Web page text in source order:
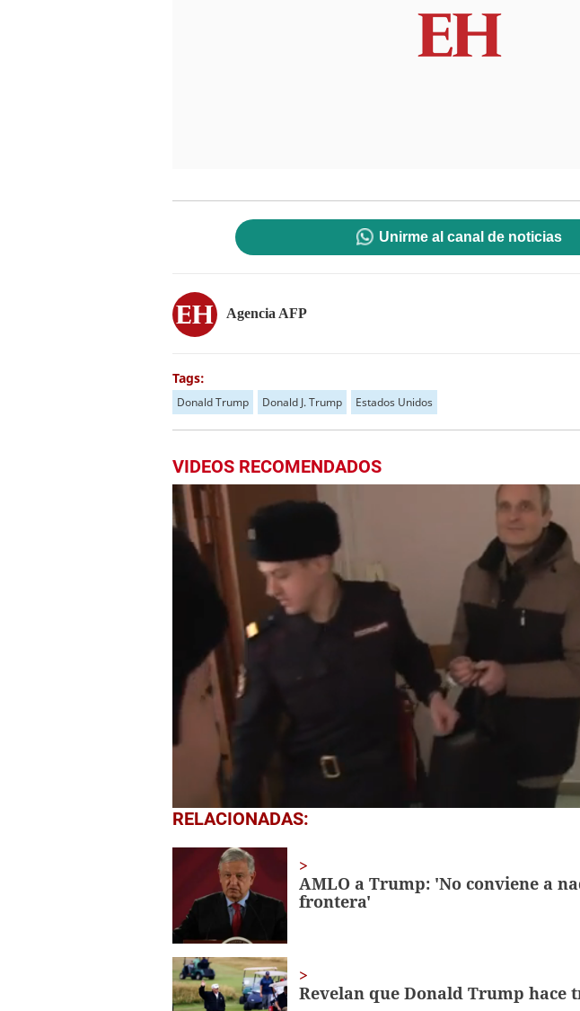
Unirme al canal de noticias
Agencia AFP
Tags:
Donald Trump Donald J. Trump Estados Unidos
VIDEOS RECOMENDADOS
0
seconds
minute,
secondsVolume
0%
RELACIONADAS:
AMLO a Trump: 'No conviene a
frontera'
Revelan que Donald Trump hace